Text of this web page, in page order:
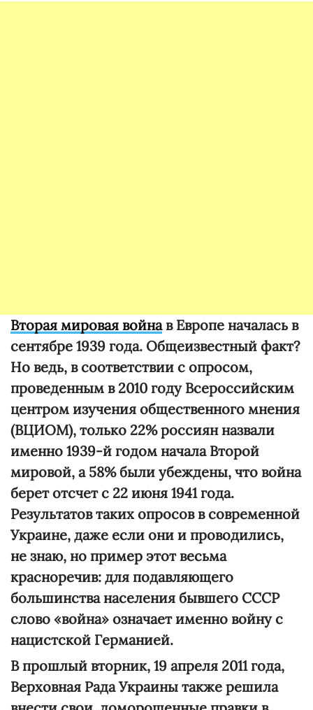
Вторая мировая войнав Европе началась в
сентябре 1939 года. Общеизвестный факт?
Но ведь, в соответствии с опросом,
проведенным в 2010 году Всероссийским
центром изучения общественного мнения
(ВЦИОМ), только 22% россиян назвали
именно 1939-й годом начала Второй
мировой, а 58% были убеждены, что война
берет отсчет с 22 июня 1941 года.
Результатов таких опросов в современной
Украине, даже если они и проводились,
не знаю, но пример этот весьма
красноречив: для подавляющего
большинства населения бывшего СССР
слово «война» означает именно войну с
нацистской Германией.
В прошлый вторник, 19 апреля 2011 года,
Верховная Рада Украины также решила